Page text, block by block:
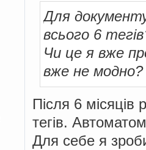
Для
всього 6
Чи це я вже
вже не модно?
Після 6 місяців
тегів.
Для себе я